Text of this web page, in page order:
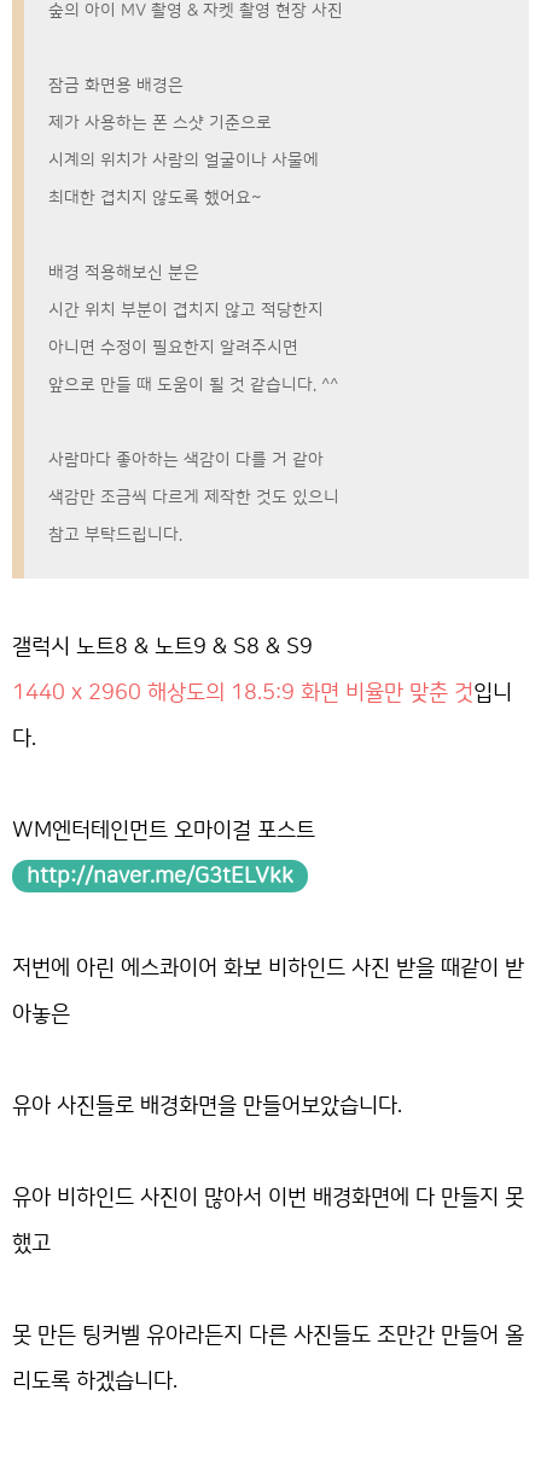
숲의 아이 MV 촬영 & 자켓 촬영 현장 사진
잠금 화면용 배경은
제가 사용하는 폰 스샷 기준으로
시계의 위치가 사람의 얼굴이나 사물에
최대한 겹치지 않도록 했어요~
배경 적용해보신 분은
시간 위치 부분이 겹치지 않고 적당한지
아니면 수정이 필요한지 알려주시면
앞으로 만들 때 도움이 될 것 같습니다. ^^
사람마다 좋아하는 색감이 다를 거 같아
색감만 조금씩 다르게 제작한 것도 있으니
참고 부탁드립니다.
갤럭시 노트8 & 노트9 & S8 & S9
1440 x 2960 해상도의 18.5:9 화면 비율만 맞춘 것입니
다.
WM엔터테인먼트 오마이걸 포스트
http://naver.me/G3tELVkk
저번에 아린 에스콰이어 화보 비하인드 사진 받을 때같이 받
아놓은
유아 사진들로 배경화면을 만들어보았습니다.
유아 비하인드 사진이 많아서 이번 배경화면에 다 만들지 못
했고
못 만든 팅커벨 유아라든지 다른 사진들도 조만간 만들어 올
리도록 하겠습니다.